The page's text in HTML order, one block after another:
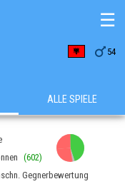
 54
☰
ALLE SPIELE
(602)
Gegnerbewertung